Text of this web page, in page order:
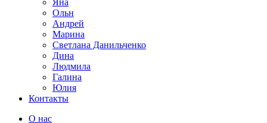
Яна
Ольн
Андрей
Марина
Светлана Данильченко
Дина
Людмила
Галина
Юлия
Контакты
О нас